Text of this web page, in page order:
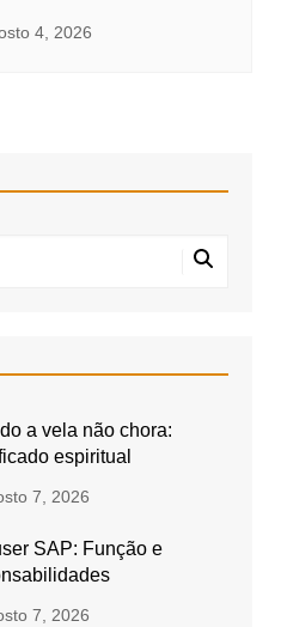
4, 2026
a vela não chora:
espiritual
7, 2026
SAP: Função e
7, 2026